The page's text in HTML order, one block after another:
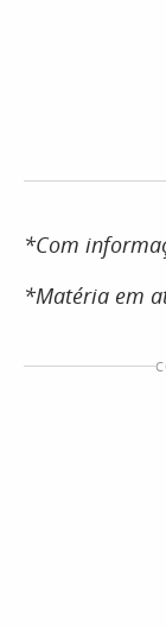
*Com
*Matéria em